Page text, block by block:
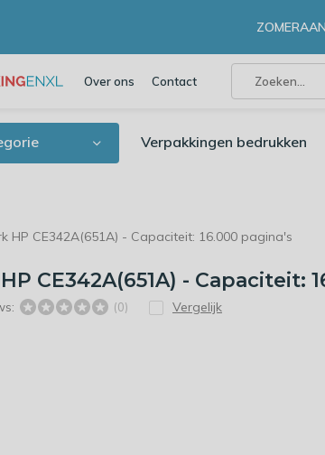
Over ons Contact
Verpakkingen bedrukken
HP CE342A(651A) - Capaciteit: 16.000 pagina's
CE342A(651A) - Capaciteit:
(0) Vergelijk